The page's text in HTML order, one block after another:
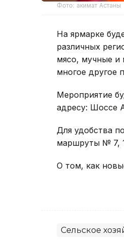
Фото: акимат Астаны
На ярмарке
различных
мясо, мучные и
многое другое
Мероприятие
адресу: Шоссе
Для удобства
маршруты № 7,
О том, как
Сельское